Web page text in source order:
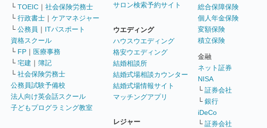
└ TOEIC ｜ 社会保険労務士
└ 行政書士 ｜ ケアマネジャー
└ 公務員 ｜ ITパスポート
資格スクール
└ FP ｜ 医療事務
└ 宅建 ｜ 簿記
└ 社会保険労務士
公務員試験予備校
法人向け英会話スクール
子どもプログラミング教室
サロン検索予約サイト
ウエディング
ハウスウエディング
格安ウエディング
結婚相談所
結婚式場相談カウンター
結婚式場情報サイト
マッチングアプリ
レジャー
総合保障保険
個人年金保険
変額保険
積立保険
金融
ネット証券
NISA
└ 証券会社
└ 銀行
iDeCo
└ 証券会社